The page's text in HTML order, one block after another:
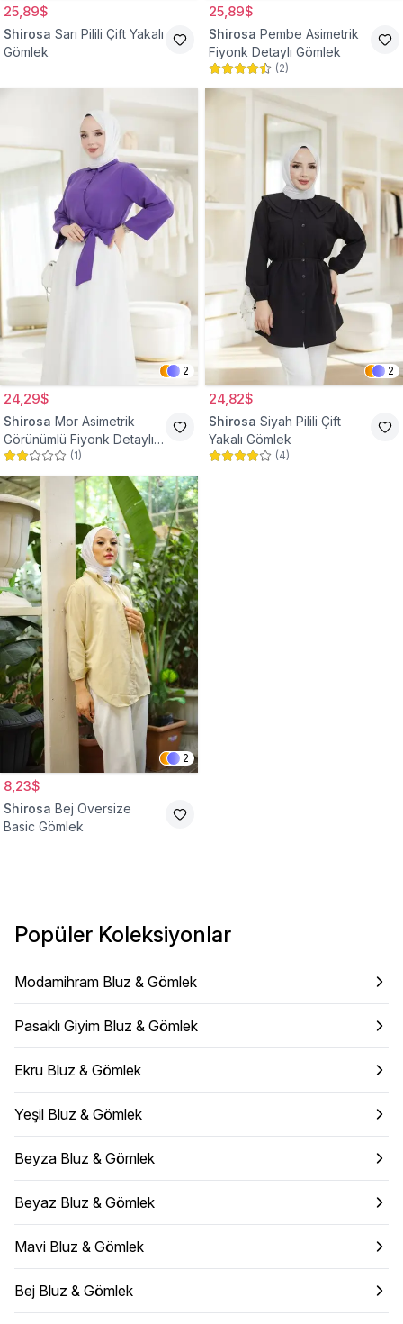
25,89$
Shirosa Sarı Pilili Çift Yakalı
Gömlek
25,89$
Shirosa Pembe Asimetrik
Fiyonk Detaylı Gömlek
(2)
2
24,29$
Shirosa Mor Asimetrik
Görünümlü Fiyonk Detaylı
Gömlek
(1)
2
24,82$
Shirosa Siyah Pilili Çift
Yakalı Gömlek
(4)
2
8,23$
Shirosa Bej Oversize
Basic Gömlek
Popüler Koleksiyonlar
Modamihram Bluz & Gömlek
Pasaklı Giyim Bluz & Gömlek
Ekru Bluz & Gömlek
Yeşil Bluz & Gömlek
Beyza Bluz & Gömlek
Beyaz Bluz & Gömlek
Mavi Bluz & Gömlek
Bej Bluz & Gömlek